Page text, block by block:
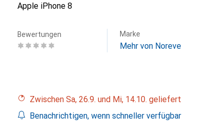
Apple iPhone 8
Bewertungen Marke
Mehr von Noreve
Zwischen Sa, 26.9. und Mi, 14.10. geliefert
Benachrichtigen, wenn schneller verfügbar